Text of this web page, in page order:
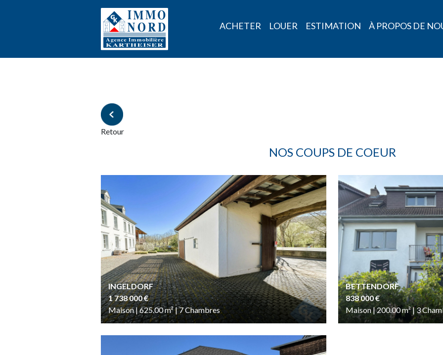
ACHETER LOUER ESTIMATION À PROPOS DE
Retour
NOS COUPS DE COEUR
INGELDORF
1 738 000 €
Maison | 625.00m²| 7Chambres
BETTENDORF
838 000 €
Maison | 200.00m²| 3